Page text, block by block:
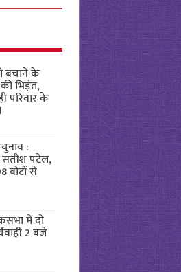
बचाने के
भिड़ंत,
परिवार के
:
सतीश पटेल,
वोटों से
में दो
2 बजे